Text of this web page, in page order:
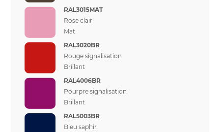
RAL3015MAT
Rose clair
Mat
RAL3020BR
Rouge signalisation
Brillant
RAL4006BR
Pourpre signalisation
Brillant
RAL5003BR
Bleu saphir